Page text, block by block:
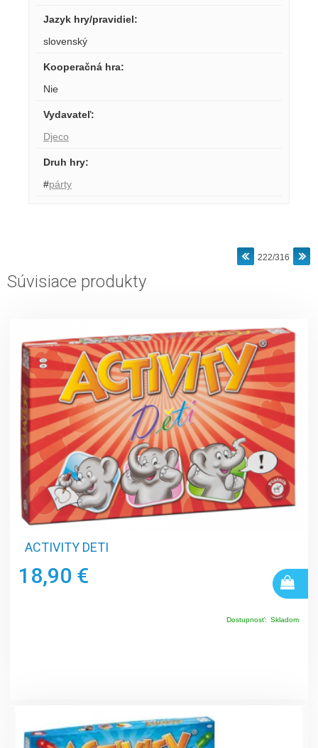
Jazyk hry/pravidiel:
slovenský
Kooperačná hra:
Nie
Vydavateľ:
Djeco
Druh hry:
#párty
222/316
Súvisiace produkty
ACTIVITY DETI
18,90 €
Dostupnosť: Skladom